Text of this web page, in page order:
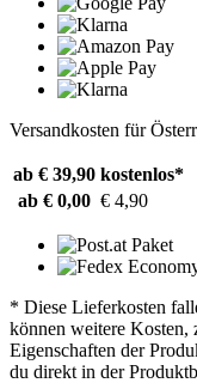
Versandkosten für
ab € 39,90 kostenlos*
ab € 0,00 € 4,90
* Diese Lieferkosten
können weitere Kosten,
Eigenschaften der
du direkt in der